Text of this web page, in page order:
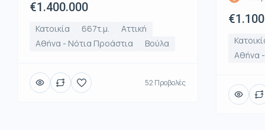
€1.400.000
Κατοικία 667τ.μ.
Αττική
Αθήνα - Νότια Προάστια
Βούλα
52 Προβολές
Αθήνα